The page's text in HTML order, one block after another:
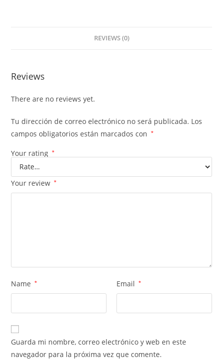
REVIEWS (0)
Reviews
There are no reviews yet.
Tu dirección de correo electrónico no será publicada. Los
campos obligatorios están marcados con
*
Your rating *
Your review *
Name * Email *
Guarda mi nombre, correo electrónico y web en este
navegador para la próxima vez que comente.